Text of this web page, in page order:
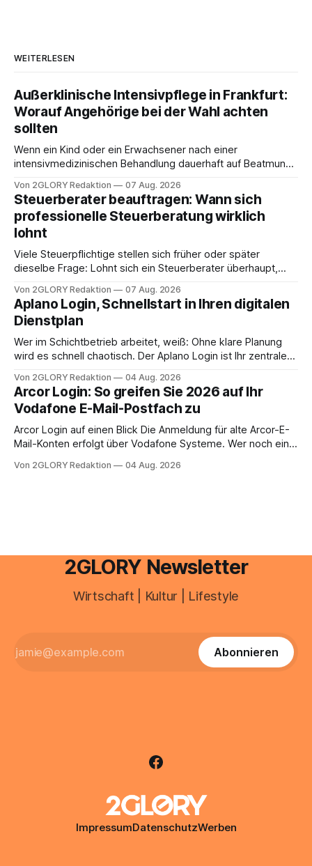
WEITERLESEN
Außerklinische Intensivpflege in Frankfurt:
Worauf Angehörige bei der Wahl achten
sollten
Wenn ein Kind oder ein Erwachsener nach einer
intensivmedizinischen Behandlung dauerhaft auf Beatmung
angewiesen ist, stellt sich für Familien eine schwierige
Frage: Muss die Versorgung dauerhaft in der Klinik bleiben –
oder ist ein Leben zu Hause möglich? Die außerklinische
Intensivpflege bietet genau diese Alternative: Sie
Von 2GLORY Redaktion 07 Aug. 2026
Steuerberater beauftragen: Wann sich
professionelle Steuerberatung wirklich
lohnt
Viele Steuerpflichtige stellen sich früher oder später
dieselbe Frage: Lohnt sich ein Steuerberater überhaupt,
erledigen? Die kurze Antwort: Bei einfachen
Einkommensverhältnissen reicht häufig eine Steuersoftware
aus – sobald jedoch mehrere Einkunftsarten
zusammentreffen oder größere finanzielle Veränderungen
anstehen, zahlt sich professionelle Unterstützung meist
Von 2GLORY Redaktion 07 Aug. 2026
Aplano Login, Schnellstart in Ihren digitalen
Dienstplan
Wer im Schichtbetrieb arbeitet, weiß: Ohne klare Planung
wird es schnell chaotisch. Der Aplano Login ist Ihr zentraler
abwesenheiten und die gesamte kommunikation rund um
Ihr personal digital zu organisieren. In diesem Leitfaden
erfahren Sie alles, was Sie für einen reibungslosen Einstieg
brauchen, von der Registrierung
Von 2GLORY Redaktion 04 Aug. 2026
Arcor Login: So greifen Sie 2026 auf Ihr
Vodafone E-Mail-Postfach zu
Arcor Login auf einen Blick Die Anmeldung für alte Arcor-E-
Mail-Konten erfolgt über Vodafone Systeme. Wer noch eine
besitzt, loggt sich heute über das Vodafone E-Mail & Cloud
Von 2GLORY Redaktion 04 Aug. 2026
2GLORY Newsletter
Wirtschaft | Kultur | Lifestyle
Abonnieren
ImpressumDatenschutzWerben